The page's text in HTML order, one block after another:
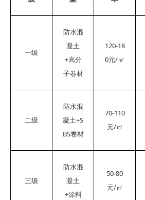
一级
防水混
凝土
+高分
子卷材
120-18
0元/㎡
二级
防水混
凝土+S
BS卷材
70-110
元/㎡
三级
防水混
凝土
+涂料
50-80
元/㎡